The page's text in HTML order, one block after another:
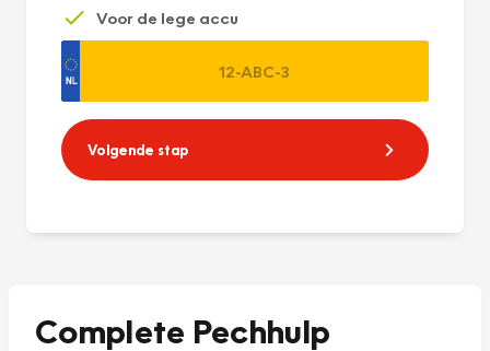
Voor de lege accu
Volgende stap
Complete Pechhulp